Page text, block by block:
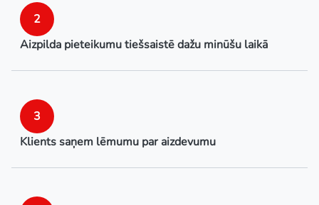
2
Aizpilda pieteikumu tiešsaistē dažu minūšu laikā
3
Klients saņem lēmumu par aizdevumu